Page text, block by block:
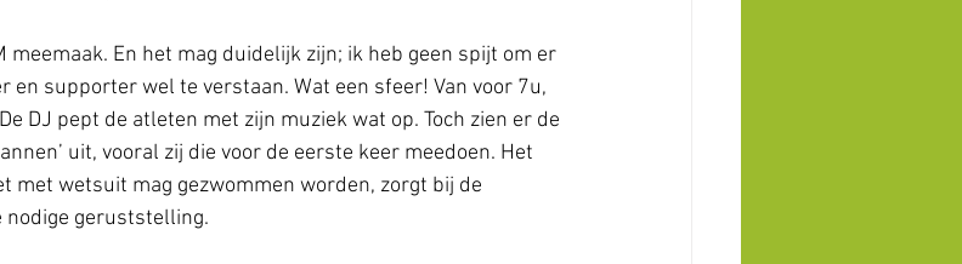
meemaak. En het mag duidelijk zijn; ik heb geen spijt om er
en supporter wel te verstaan. Wat een sfeer! Van voor 7u,
DJ pept de atleten met zijn muziek wat op. Toch zien er de
uit, vooral zij die voor de eerste keer meedoen. Het
met wetsuit mag gezwommen worden, zorgt bij de
nodige geruststelling.